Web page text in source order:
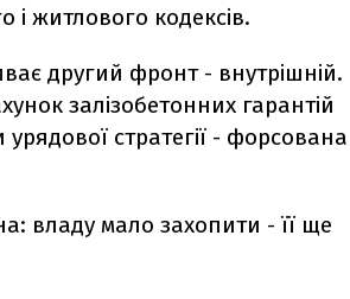
житлового кодексів.
другий фронт - внутрішній.
залізобетонних гарантій
стратегії - форсована
владу мало захопити - її ще